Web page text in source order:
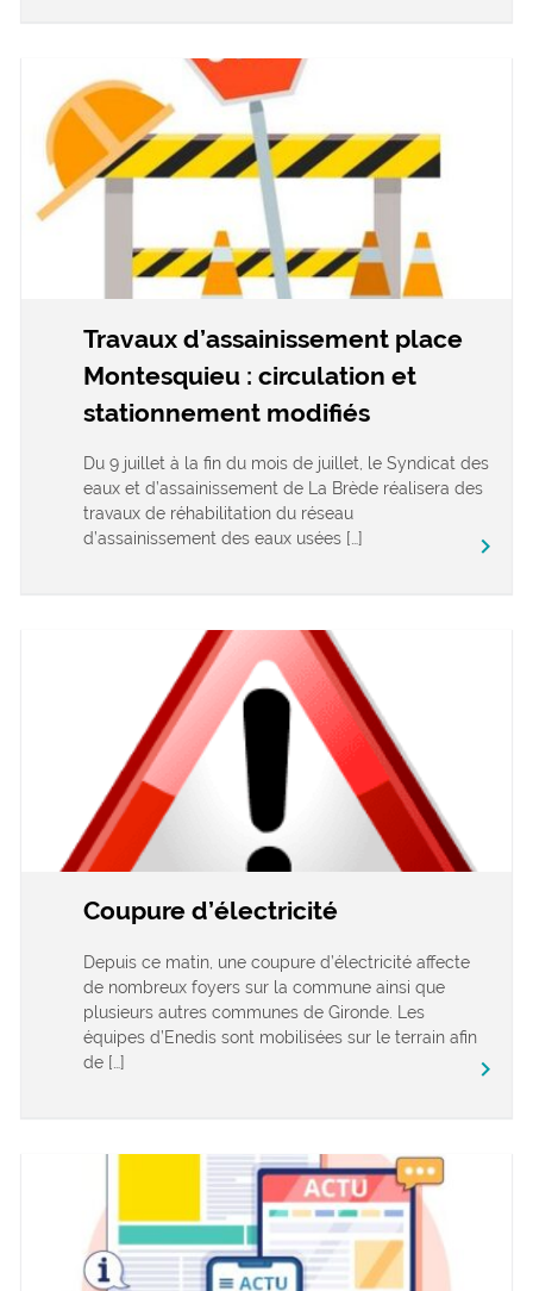
Travaux d’assainissement place
Montesquieu : circulation et
stationnement modifiés
Du 9 juillet à la fin du mois de juillet, le Syndicat des
eaux et d’assainissement de La Brède réalisera des
travaux de réhabilitation du réseau
d’assainissement des eaux usées […]
keyboard_arrow_right
Coupure d’électricité
Depuis ce matin, une coupure d’électricité affecte
de nombreux foyers sur la commune ainsi que
plusieurs autres communes de Gironde. Les
équipes d’Enedis sont mobilisées sur le terrain afin
de […]
keyboard_arrow_right